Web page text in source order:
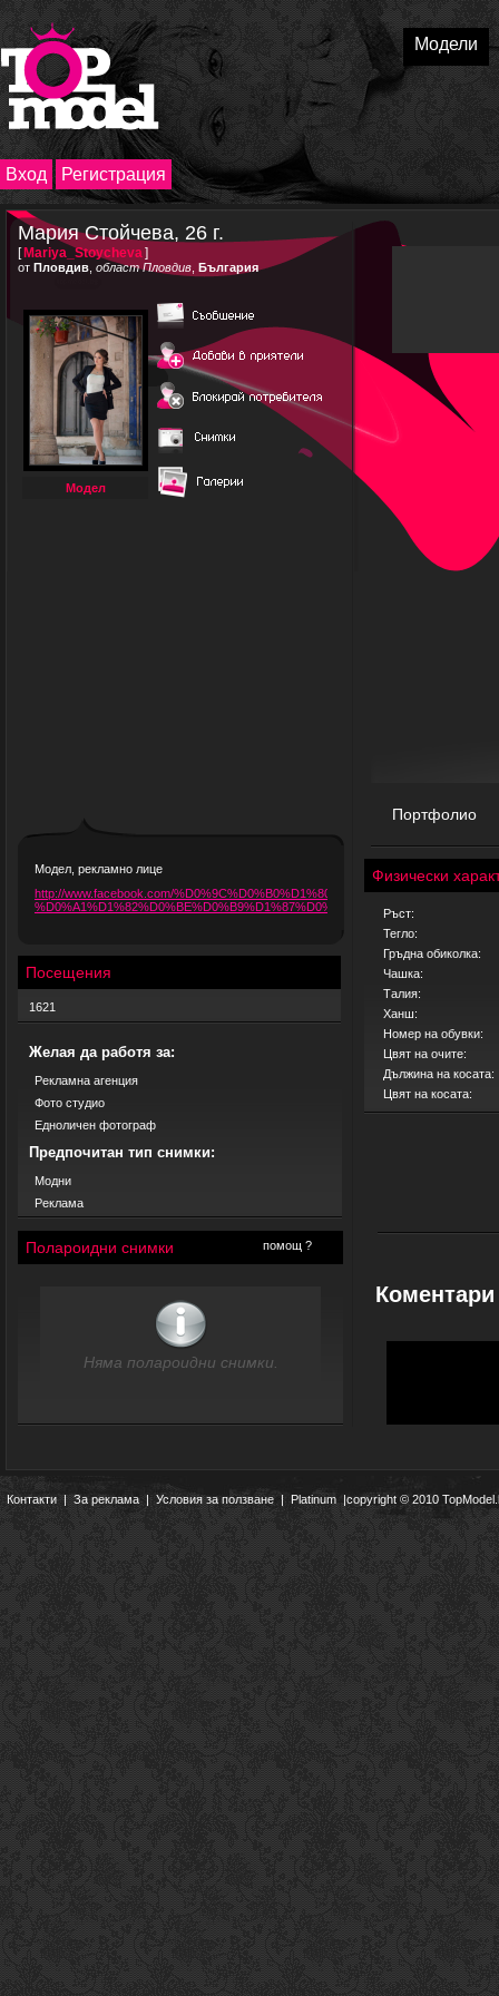
Модели
Вход Регистрация
Мария Стойчева, 26 г.
[ Mariya_Stoycheva]
от Пловдив област Пловдив България
Модел
Модел, рекламно лице
http://www.facebook.com/%D0%9C%D0%B0%D1%80%D0%B8%D1%8F-
%D0%A1%D1%82%D0%BE%D0%B9%D1%87%D0%B5%D0%B2%D0
Посещения
1621
Желая да работя за:
Рекламна агенция
Фото студио
Едноличен фотограф
Предпочитан тип снимки:
Модни
Реклама
Полароидни снимки помощ ?
Няма полароидни снимки.
Портфолио
Физически
Ръст:
Тегло:
Гръдна обиколка:
Чашка:
Талия:
Ханш:
Номер на обувки:
Цвят на очите:
Дължина на косата:
Цвят на косата:
Коментари
Контакти|За реклама | Условия за ползване | Platinum |copyright © 2010